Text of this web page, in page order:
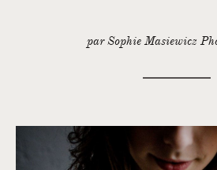
par Sophie Masiewicz